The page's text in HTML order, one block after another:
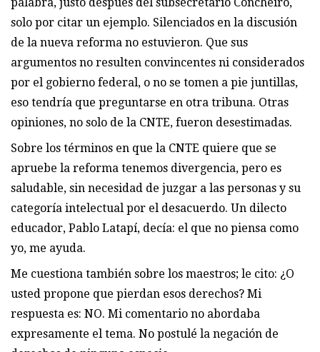
solo por citar un ejemplo. Silenciados en la discusión
de la nueva reforma no estuvieron. Que sus
argumentos no resulten convincentes ni considerados
por el gobierno federal, o no se tomen a pie juntillas,
eso tendría que preguntarse en otra tribuna. Otras
opiniones, no solo de la CNTE, fueron desestimadas.
Sobre los términos en que la CNTE quiere que se
apruebe la reforma tenemos divergencia, pero es
saludable, sin necesidad de juzgar a las personas y su
categoría intelectual por el desacuerdo. Un dilecto
educador, Pablo Latapí, decía: el que no piensa como
yo, me ayuda.
Me cuestiona también sobre los maestros; le cito: ¿O
usted propone que pierdan esos derechos? Mi
respuesta es: NO. Mi comentario no abordaba
expresamente el tema. No postulé la negación de